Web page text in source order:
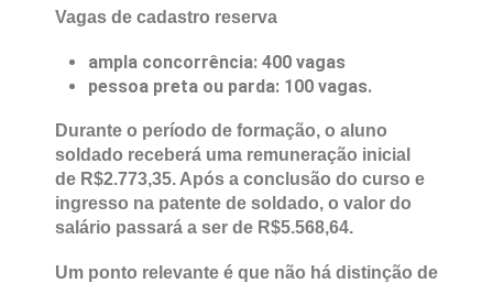
Vagas de cadastro reserva
ampla concorrência: 400 vagas
pessoa preta ou parda: 100 vagas.
Durante o período de formação, o aluno
soldado receberá uma remuneração inicial
de R$2.773,35. Após a conclusão do curso e
ingresso na patente de soldado, o valor do
salário passará a ser de R$5.568,64.
Um ponto relevante é que não há distinção de